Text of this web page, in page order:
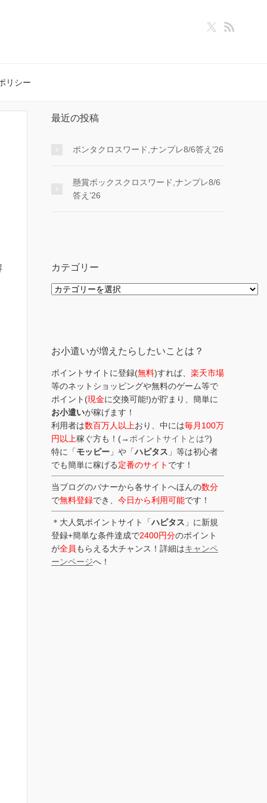
リシー
最近の投稿
ポンタクロスワード,ナンプレ8/6答え’26
懸賞ボックスクロスワード,ナンプレ8/6
答え’26
カテゴリー
カ
お小遣いが増えたらしたいことは？
ポイントサイトに登録(無料)すれば、 楽天市場
等のネットショッピングや無料のゲーム等で
ポイント(現金に交換可能!)が貯まり、簡単に
お小遣いが稼げます！
利用者は数百万人以上おり、中には毎月100万
円以上稼ぐ方も！(→ ポイントサイトとは?)
特に「モッピー 」や「ハピタス 」等は初心者
でも簡単に稼げる定番のサイト です！
当ブログのバナーから各サイトへほんの数分
で無料登録でき、 今日から利用可能です！
＊大人気ポイントサイト「ハピタス 」に新規
登録+簡単な条件達成で2400円分のポイント
が全員 もらえる大チャンス！詳細はキャンペ
ーンページへ！